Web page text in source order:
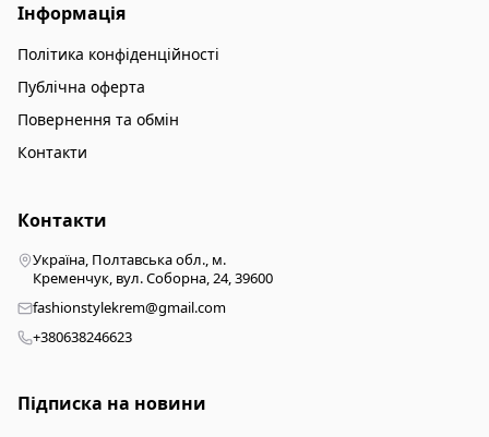
Інформація
Політика конфіденційності
Публічна оферта
Повернення та обмін
Контакти
Контакти
Україна, Полтавська обл., м.
Кременчук, вул. Соборна, 24, 39600
fashionstylekrem@gmail.com
+380638246623
Підписка на новини